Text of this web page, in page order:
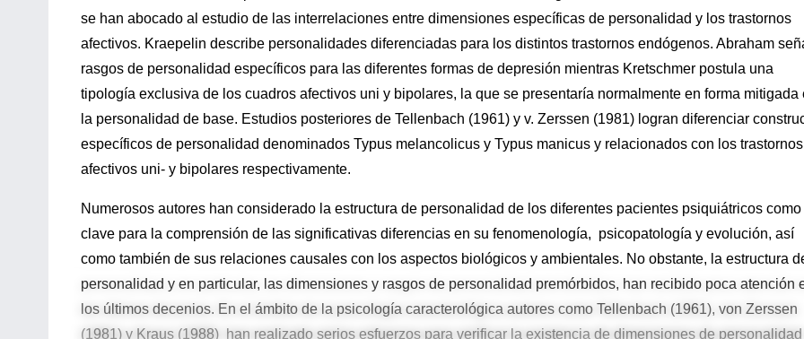
se han abocado al estudio de las interrelaciones entre dimensiones específicas de personalidad y los trastornos
afectivos. Kraepelin describe personalidades diferenciadas para los distintos trastornos endógenos. Abraham
rasgos de personalidad específicos para las diferentes formas de depresión mientras Kretschmer postula una
tipología exclusiva de los cuadros afectivos uni y bipolares, la que se presentaría normalmente en forma mitigada
la personalidad de base. Estudios posteriores de Tellenbach (1961) y v. Zerssen (1981) logran diferenciar
específicos de personalidad denominados Typus melancolicus y Typus manicus y relacionados con los trastornos
afectivos uni- y bipolares respectivamente.
Numerosos autores han considerado la estructura de personalidad de los diferentes pacientes psiquiátricos como
clave para la comprensión de las significativas diferencias en su fenomenología, psicopatología y evolución, así
como también de sus relaciones causales con los aspectos biológicos y ambientales. No obstante, la estructura
personalidad y en particular, las dimensiones y rasgos de personalidad premórbidos, han recibido poca atención
los últimos decenios. En el ámbito de la psicología caracterológica autores como Tellenbach (1961), von Zerssen
(1981) y Kraus (1988) han realizado serios esfuerzos para verificar la existencia de dimensiones de personalidad